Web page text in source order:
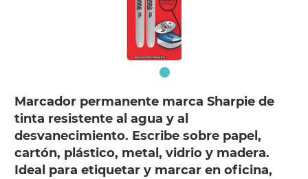
Marcador permanente marca Sharpie de
tinta resistente al agua y al
desvanecimiento. Escribe sobre papel,
cartón, plástico, metal, vidrio y madera.
Ideal para etiquetar y marcar en oficina,